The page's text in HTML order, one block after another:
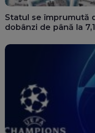
Statul se împrumută
dobânzi de până la